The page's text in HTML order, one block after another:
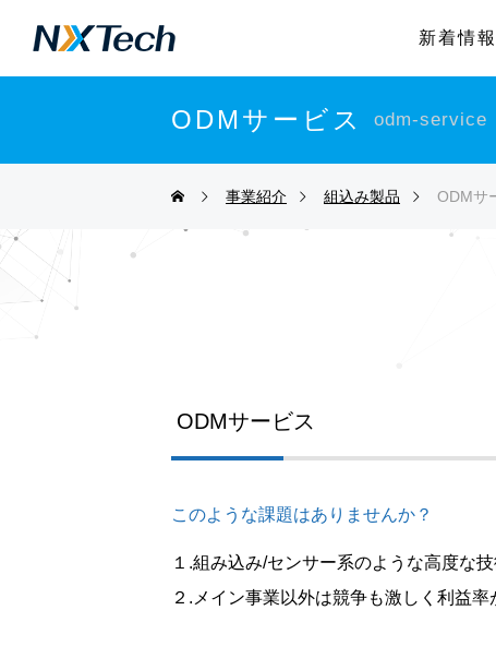
新着情報
ODMサービス odm-service
事業紹介 組込み製品 ODMサ
ODMサービス
このような課題はありませんか？
１.組み込み/センサー系のような高度な
２.メイン事業以外は競争も激しく利益率